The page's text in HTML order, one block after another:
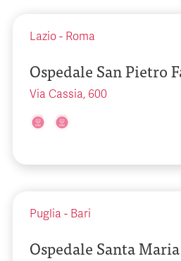
Lazio - Roma
Ospedale San Pietro
Via Cassia, 600
Puglia - Bari
Ospedale Santa Maria